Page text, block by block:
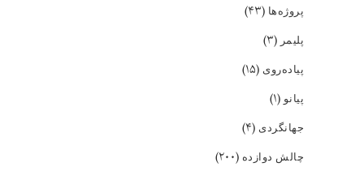
پروژه‌ها (۴۳)
پلیمر (۳)
پیاده‌روی (۱۵)
پیانو(۱)
جهانگردی (۴)
چالش دوازده (۲۰۰)